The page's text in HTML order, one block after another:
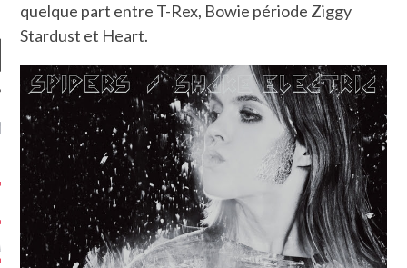
CRITIQUES
7.6
REV...
5.4
CLAN – A BE...
6.8
– HEL...
quelque part entre T-Rex, Bowie période Ziggy
Stardust et Heart.